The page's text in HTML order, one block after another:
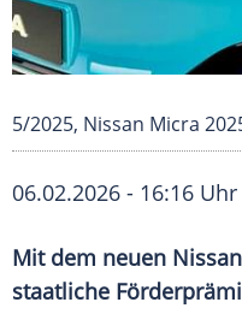
5/2025, Nissan Micra
06.02.2026 - 16:16 Uhr
Mit dem neuen
staatliche